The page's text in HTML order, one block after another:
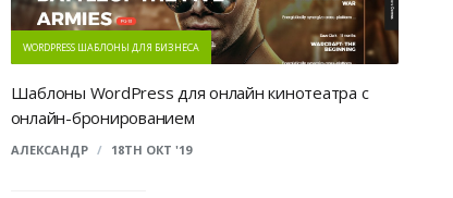
WORDPRESS ШАБЛОНЫ ДЛЯ БИЗНЕСА
Шаблоны WordPress для онлайн кинотеатра с
онлайн-бронированием
АЛЕКСАНДР / 18TH ОКТ '19